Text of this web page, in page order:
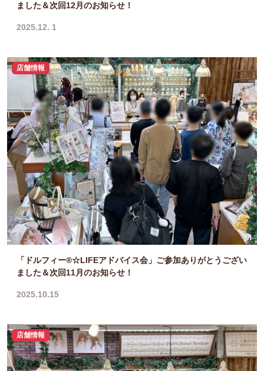
ました＆次回12月のお知らせ！
2025.12. 1
店舗情報
「ドルフィー®☆LIFEアドバイス会」ご参加ありがとうござい
ました＆次回11月のお知らせ！
2025.10.15
店舗情報